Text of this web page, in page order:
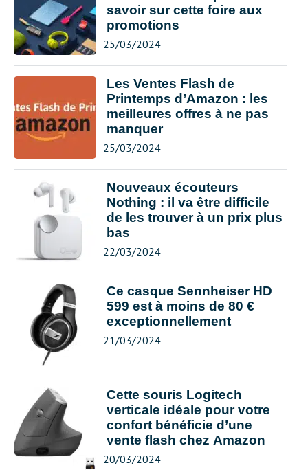
savoir sur cette foire aux
promotions
25/03/2024
Les Ventes Flash de
Printemps d’Amazon : les
meilleures offres à ne pas
manquer
25/03/2024
Nouveaux écouteurs
Nothing : il va être difficile
de les trouver à un prix plus
bas
22/03/2024
Ce casque Sennheiser HD
599 est à moins de 80 €
exceptionnellement
21/03/2024
Cette souris Logitech
verticale idéale pour votre
confort bénéficie d’une
vente flash chez Amazon
20/03/2024